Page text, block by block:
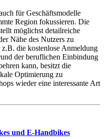
für Geschäftsmodelle
Region fokussieren. Die
möglichst detailreiche
Nähe des Nutzers zu
die kostenlose Anmeldung
der beruflichen Einbindung
kann, besitzt die
Optimierung zu
wieder eine interessante Art
und E-Handbikes